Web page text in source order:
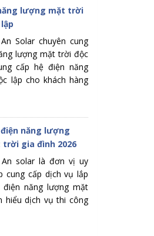
VSUN 540WP
lượng mặt trời
Solar chuyên cung
lượng mặt trời độc
cấp hệ điện năng
lập cho khách hàng
điện năng lượng
trời gia đình 2026
An solar là đơn vị uy
cung cấp dịch vụ lắp
năng lượng mặt
hiểu dịch vụ thi công